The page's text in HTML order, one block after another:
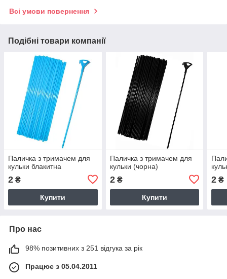
Всі умови повернення
Подібні товари компанії
Паличка з тримачем для
кульки блакитна
2 ₴
Купити
Паличка з тримачем для
кульки (чорна)
2₴
Купити
2 ₴
Про нас
98% позитивних з 251 відгука за рік
Працює з 05.04.2011